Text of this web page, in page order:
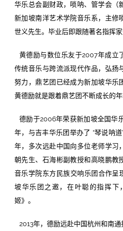
华乐总会副财政，唢呐、管学会（
新加坡南洋艺术学院音乐系，主修
世义先生。毕业后即跟随著名指挥
黄德励与数位乐友于2007年成立
传统音乐与跨流派现代作品，弘扬
努力，鼎艺团已经成为新加坡华乐
黄德励就是跟着鼎艺团不断成长的年
德励于2006年荣获新加坡全国华
年，与吉丰华乐团举办了 “琴说呐
年，多次远赴中国向多位老师学习
朝先生、石海彬副教授和高晓鹏教
音乐学院东方民族交响乐团合作呈
坡华乐团之邀，在叶聪的指挥下
姬》。
2013年，德励远赴中国杭州和南